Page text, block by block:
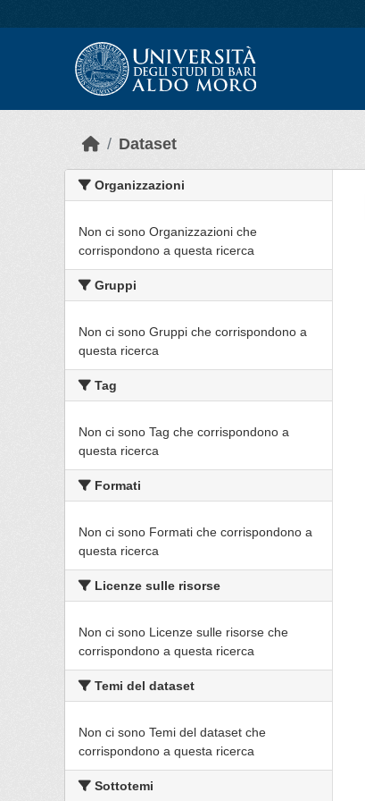
Dataset
Organizzazioni
Non ci sono Organizzazioni che
corrispondono a questa ricerca
Gruppi
Non ci sono Gruppi che corrispondono a
questa ricerca
Tag
Non ci sono Tag che corrispondono a
questa ricerca
Formati
Non ci sono Formati che corrispondono a
questa ricerca
Licenze sulle risorse
Non ci sono Licenze sulle risorse che
corrispondono a questa ricerca
Temi del dataset
Non ci sono Temi del dataset che
corrispondono a questa ricerca
Sottotemi